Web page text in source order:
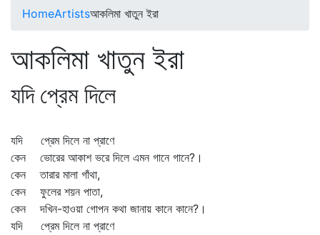
HomeArtistsআকলিমা খাতুন ইরা
আকলিমা খাতুন ইরা
যদি প্রেম দিলে
যদি প্রেম দিলে না প্রাণে
কেন ভোরের আকাশ ভরে দিলে এমন গানে গানে?।
কেন তারার মালা গাঁথা,
কেন ফুলের শয়ন পাতা,
কেন দখিন-হাওয়া গোপন কথা জানায় কানে কানে?।
যদি প্রেম দিলে না প্রাণে